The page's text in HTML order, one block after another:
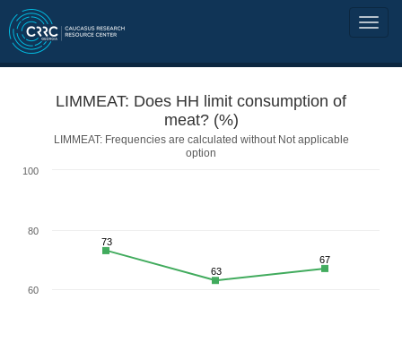
LIMMEAT: Does HH limit consumption of
meat? (%)
LIMMEAT: Frequencies are calculated without Not applicable
option
73
63
67
60
80
100